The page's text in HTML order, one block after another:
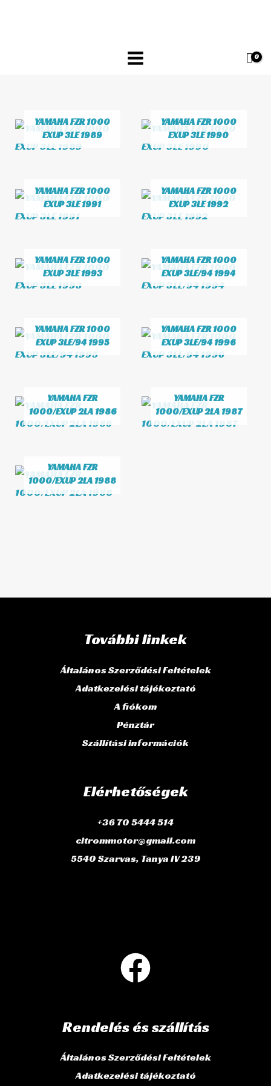
YAMAHA FZR 1000
EXUP 3LE 1989
YAMAHA FZR 1000
EXUP 3LE 1990
YAMAHA FZR 1000
EXUP 3LE 1991
YAMAHA FZR 1000
EXUP 3LE 1992
YAMAHA FZR 1000
EXUP 3LE 1993
YAMAHA FZR 1000
EXUP 3LE/94 1994
YAMAHA FZR 1000
EXUP 3LE/94 1995
YAMAHA FZR 1000
EXUP 3LE/94 1996
YAMAHA FZR
1000/EXUP 2LA 1986
YAMAHA FZR
1000/EXUP 2LA 1987
YAMAHA FZR
1000/EXUP 2LA 1988
További linkek
Általános Szerződési Feltételek
Adatkezelési tájékoztató
A fiókom
Pénztár
Szállítási információk
Elérhetőségek
+36 70 5444 514
citrommotor@gmail.com
5540 Szarvas, Tanya IV 239
Rendelés és szállítás
Általános Szerződési Feltételek
Adatkezelési tájékoztató